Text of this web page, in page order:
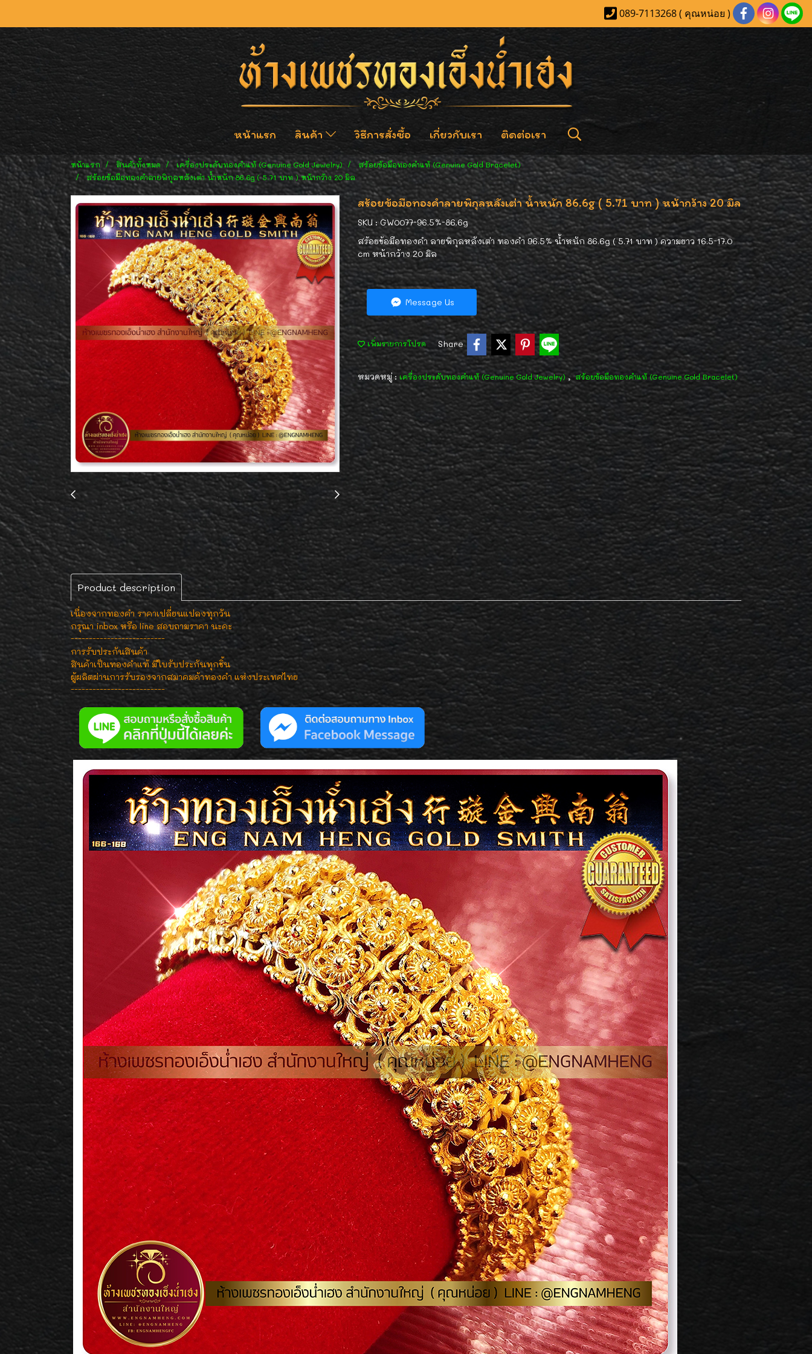
089-7113268 ( คุณหน่อย )
หน้าแรก สินค้า วิธีการสั่งซื้อ เกี่ยวกับเรา ติดต่อเรา
หน้าแรก สินค้าทั้งหมด เครื่องประดับทองคำแท้ (Genuine Gold Jewelry)
สร้อยข้อมือทองคำแท้ (Genuine Gold Bracelet)
สร้อยข้อมือทองคำลายพิกุลหลังเต่า น้ำหนัก 86.6g ( 5.71 บาท ) หน้ากว้าง 20 มิล
สร้อยข้อมือทองคำลายพิกุลหลังเต่า น้ำหนัก 86.6g ( 5.71 บาท ) หน้ากว้าง 20 มิล
SKU : GW0077-96.5%-86.6g
สร้อยข้อมือทองคำ ลายพิกุลหลังเต่า ทองคำ 96.5% น้ำหนัก 86.6g ( 5.71 บาท ) ความยาว 16.5-17.0
cm หน้ากว้าง 20 มิล
Message Us
เพิ่มรายการโปรด Share
หมวดหมู่ : เครื่องประดับทองคำแท้ (Genuine Gold Jewelry) , สร้อยข้อมือทองคำแท้ (Genuine Gold Bracelet)
Product description
เนื่องจากทองคำ ราคาเปลี่ยนแปลงทุกวัน
กรุณา inbox หรือ line สอบถามราคา นะคะ
--------------------------
การรับประกันสินค้า
สินค้าเป็นทองคำแท้ มีใบรับประกันทุกชิ้น
ผู้ผลิตผ่านการรับรองจากสมาคมค้าทองคำ แห่งประเทศไทย
--------------------------